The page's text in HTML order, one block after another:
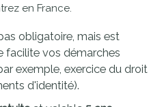
en France.
obligatoire, mais est
facilite vos démarches
exemple, exercice du droit
d'identité).